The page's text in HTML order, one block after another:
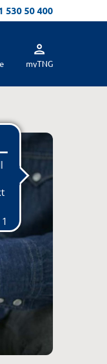
530 50 400
person
myTNG